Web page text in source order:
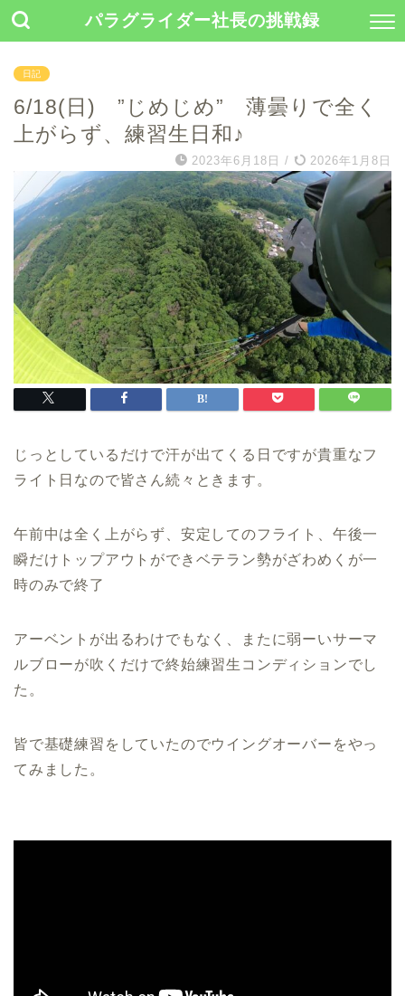
パラグライダー社長の挑戦録
日記
6/18(日) ”じめじめ” 薄曇りで全く
上がらず、練習生日和♪
2023年6月18日 / 2026年1月8日
じっとしているだけで汗が出てくる日ですが貴重なフ
ライト日なので皆さん続々ときます。
午前中は全く上がらず、安定してのフライト、午後一
瞬だけトップアウトができベテラン勢がざわめくが一
時のみで終了
アーベントが出るわけでもなく、またに弱ーいサーマ
ルブローが吹くだけで終始練習生コンディションでし
た。
皆で基礎練習をしていたのでウイングオーバーをやっ
てみました。